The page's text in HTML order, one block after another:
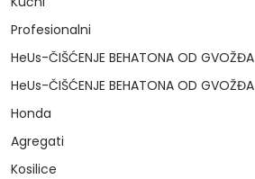
Profesionalni
HeUs-ČIŠĆENJE BEHATONA OD GVOŽĐA
HeUs-ČIŠĆENJE BEHATONA OD GVOŽĐA
Honda
Agregati
Kosilice